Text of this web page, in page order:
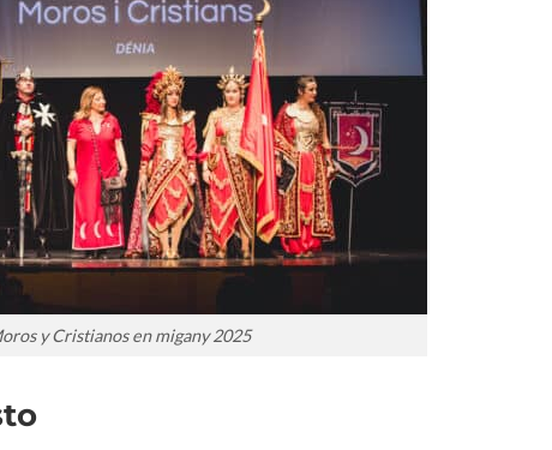
y Cristianos en migany 2025